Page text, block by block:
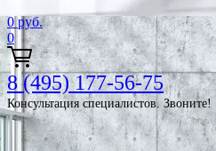
0 руб.
0
8 (495) 177-56-75
Консультация специалистов. Звоните!